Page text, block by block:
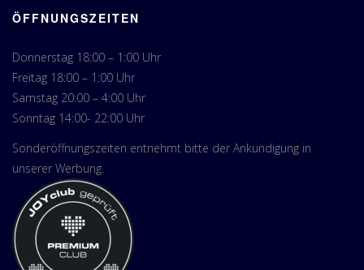
ÖFFNUNGSZEITEN
Donnerstag 18:00 – 1:00 Uhr
Freitag 18:00 – 1:00 Uhr
Samstag 20:00 – 4:00 Uhr
Sonntag 14:00- 22:00 Uhr
Sonderöffnungszeiten entnehmt bitte der Ankündigung in
unserer Werbung.